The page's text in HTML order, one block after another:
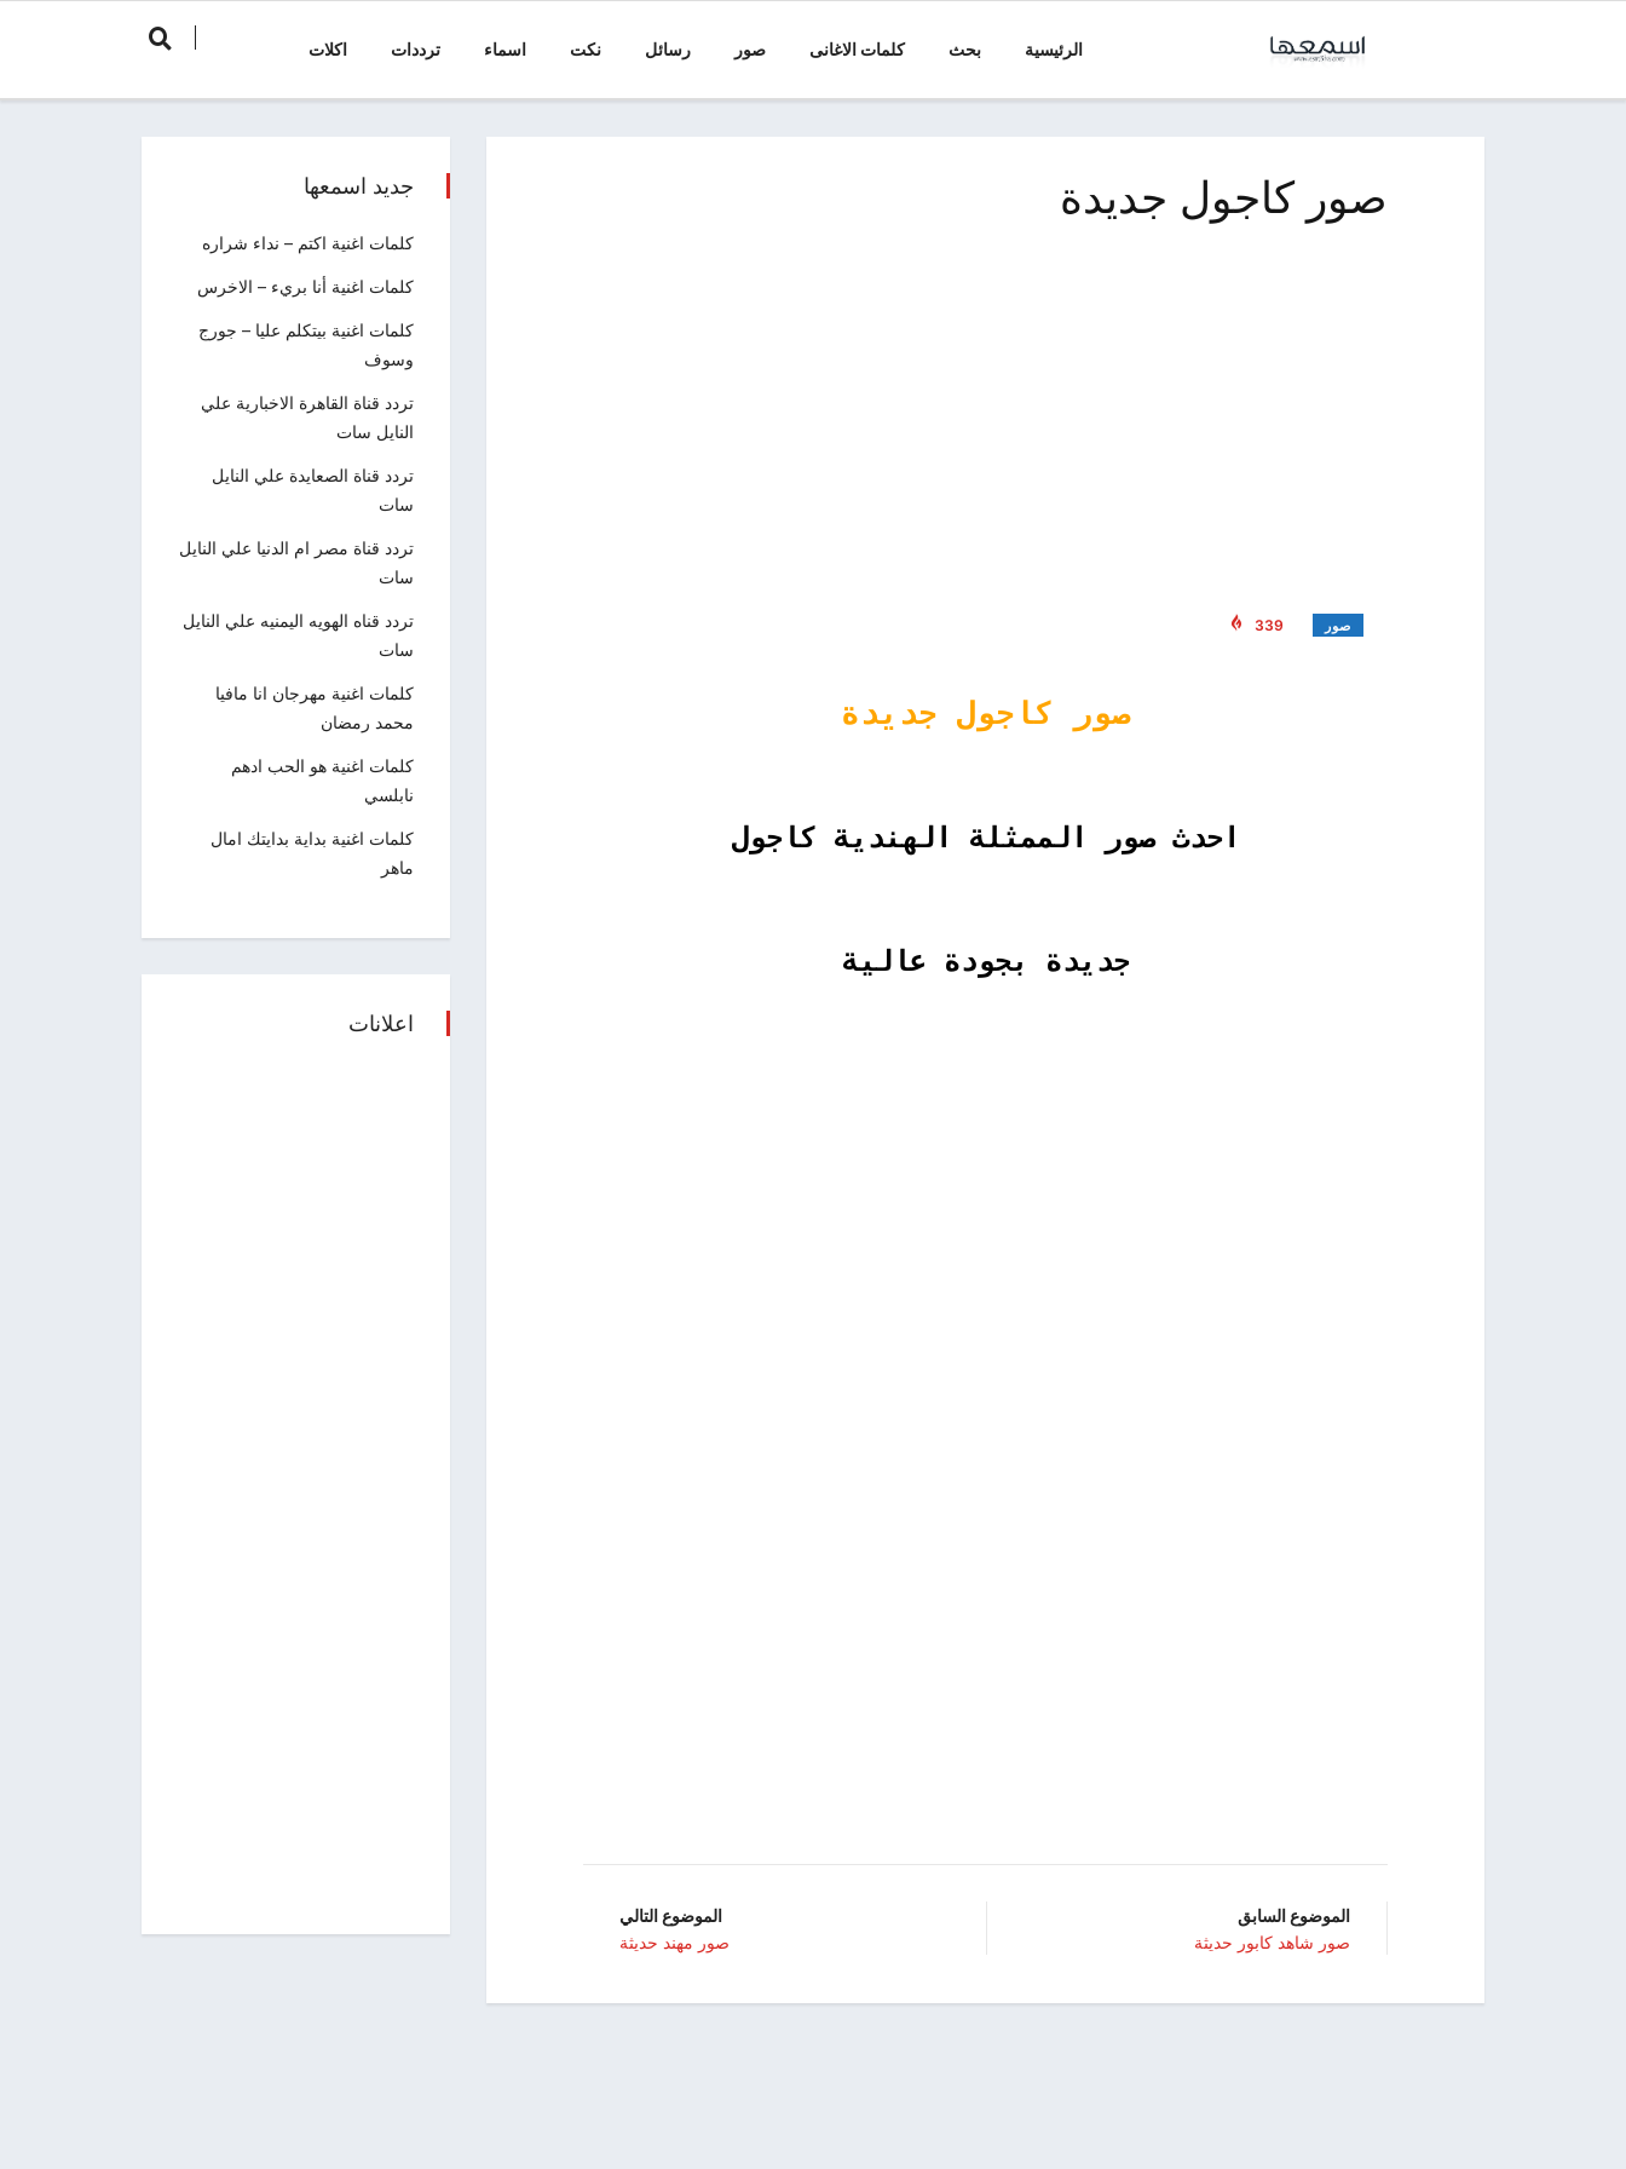
الرئيسية بحث كلمات الاغانى صور رسائل نكت اسماء ترددات اكلات
صور كاجول جديدة
صور 339
صور كاجول جديدة
احدث صور الممثلة الهندية كاجول
جديدة بجودة عالية
الموضوع السابق
صور شاهد كابور حديثة
الموضوع التالي
صور مهند حديثة
جديد اسمعها
كلمات اغنية اكتم – نداء شراره
كلمات اغنية أنا بريء – الاخرس
كلمات اغنية بيتكلم عليا – جورج
وسوف
تردد قناة القاهرة الاخبارية علي
النايل سات
تردد قناة الصعايدة علي النايل
سات
تردد قناة مصر ام الدنيا علي النايل
سات
تردد قناه الهويه اليمنيه علي النايل
سات
كلمات اغنية مهرجان انا مافيا
محمد رمضان
كلمات اغنية هو الحب ادهم
نابلسي
كلمات اغنية بداية بدايتك امال
ماهر
اعلانات